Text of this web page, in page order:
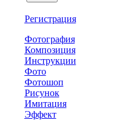
Регистрация
Фотография
Композиция
Инструкции
Фото
Фотошоп
Рисунок
Имитация
Эффект